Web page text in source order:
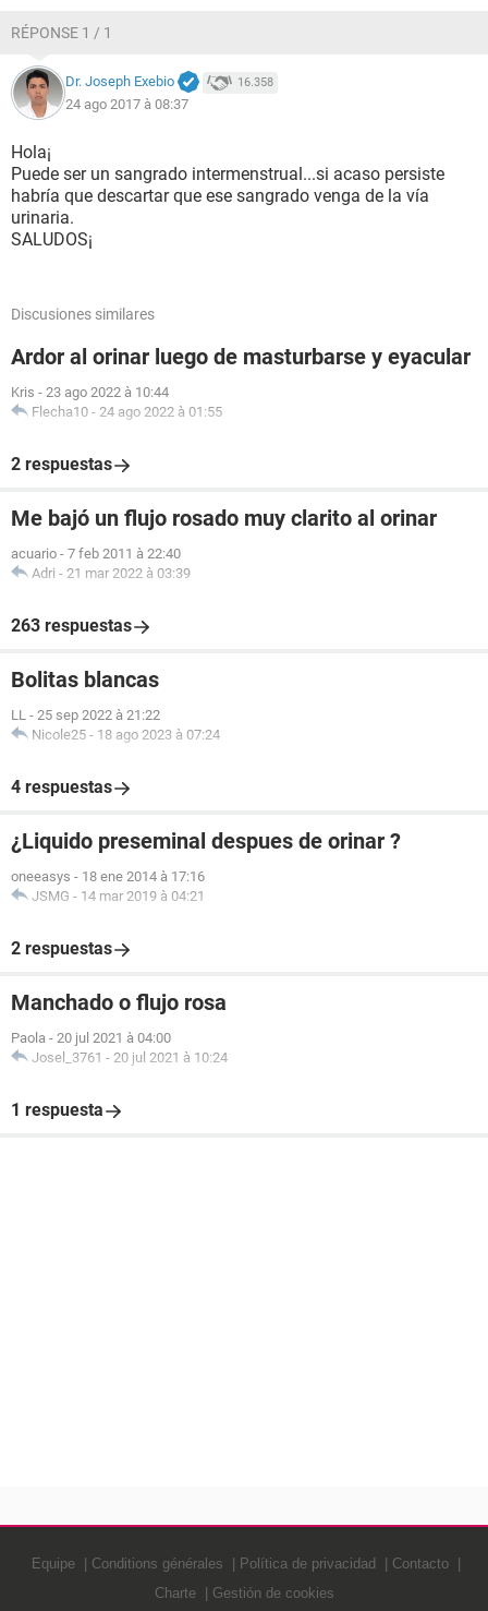
RÉPONSE 1 / 1
Dr. Joseph Exebio 16.358
24 ago 2017 à 08:37
Hola¡
Puede ser un sangrado intermenstrual...si acaso persiste
habría que descartar que ese sangrado venga de la vía
urinaria.
SALUDOS¡
Discusiones similares
Ardor al orinar luego de masturbarse y eyacular
Kris - 23 ago 2022 à 10:44
Flecha10 - 24 ago 2022 à 01:55
2 respuestas
Me bajó un flujo rosado muy clarito al orinar
acuario - 7 feb 2011 à 22:40
Adri - 21 mar 2022 à 03:39
263 respuestas
Bolitas blancas
LL - 25 sep 2022 à 21:22
Nicole25 - 18 ago 2023 à 07:24
4 respuestas
¿Liquido preseminal despues de orinar ?
oneeasys - 18 ene 2014 à 17:16
JSMG - 14 mar 2019 à 04:21
2 respuestas
Manchado o flujo rosa
Paola - 20 jul 2021 à 04:00
Josel_3761 - 20 jul 2021 à 10:24
1 respuesta
Equipe Conditions générales Política de privacidad
Contacto
Charte
Gestión de cookies